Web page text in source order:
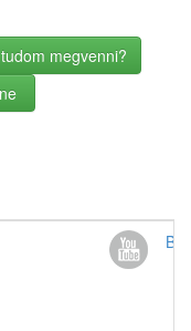
megvenni?